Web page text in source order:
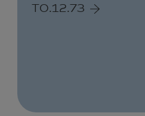
T0.12.73